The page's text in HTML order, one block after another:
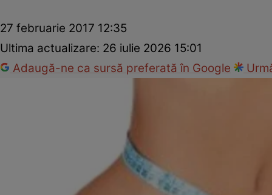
27 februarie 2017 12:35
Ultima actualizare: 26 iulie 2026 15:01
Adaugă-ne ca sursă preferată în Google